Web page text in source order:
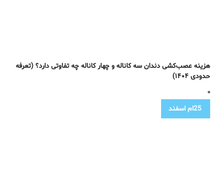
هزینه عصب‌کشی دندان سه کاناله و چهار کاناله چه تفاوتی دارد؟ (تعرفه
حدودی ۱۴۰۴)
25ام اسفند